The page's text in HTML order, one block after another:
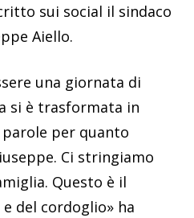
sui social il sindaco
Aiello.
una giornata di
si è trasformata in
per quanto
Ci stringiamo
Questo è il
del cordoglio» ha